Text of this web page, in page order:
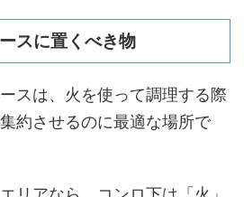
スに置くべき物
スは、火を使って調理する際
約させるのに最適な場所で